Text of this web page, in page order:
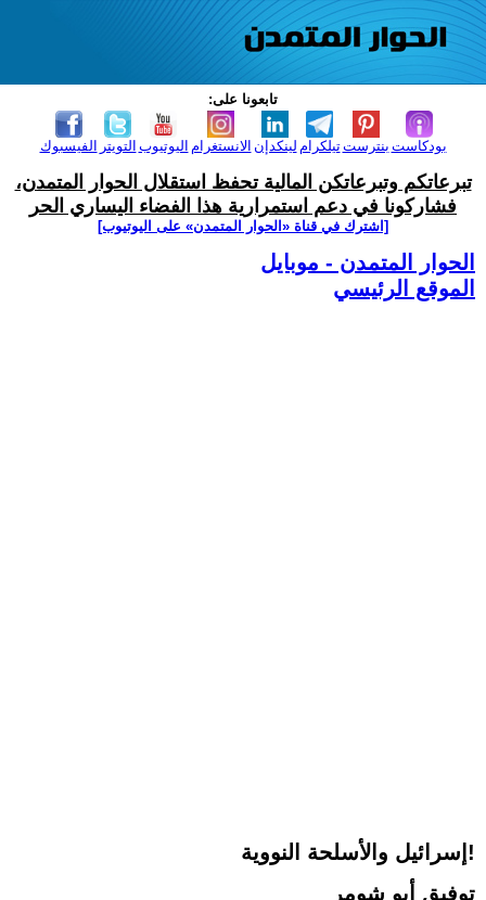
تابعونا على:
الفيسبوك التويتر اليوتيوب الانستغرام لينكدإن تيلكرامبنترست بودكاست
تبرعاتكم وتبرعاتكن المالية تحفظ استقلال الحوار المتمدن،
فشاركونا في دعم استمرارية هذا الفضاء اليساري الحر
[اشترك في قناة ‫«الحوار المتمدن» على اليوتيوب]
الحوار المتمدن - موبايل
الموقع الرئيسي
إسرائيل والأسلحة النووية!
توفيق أبو شومر